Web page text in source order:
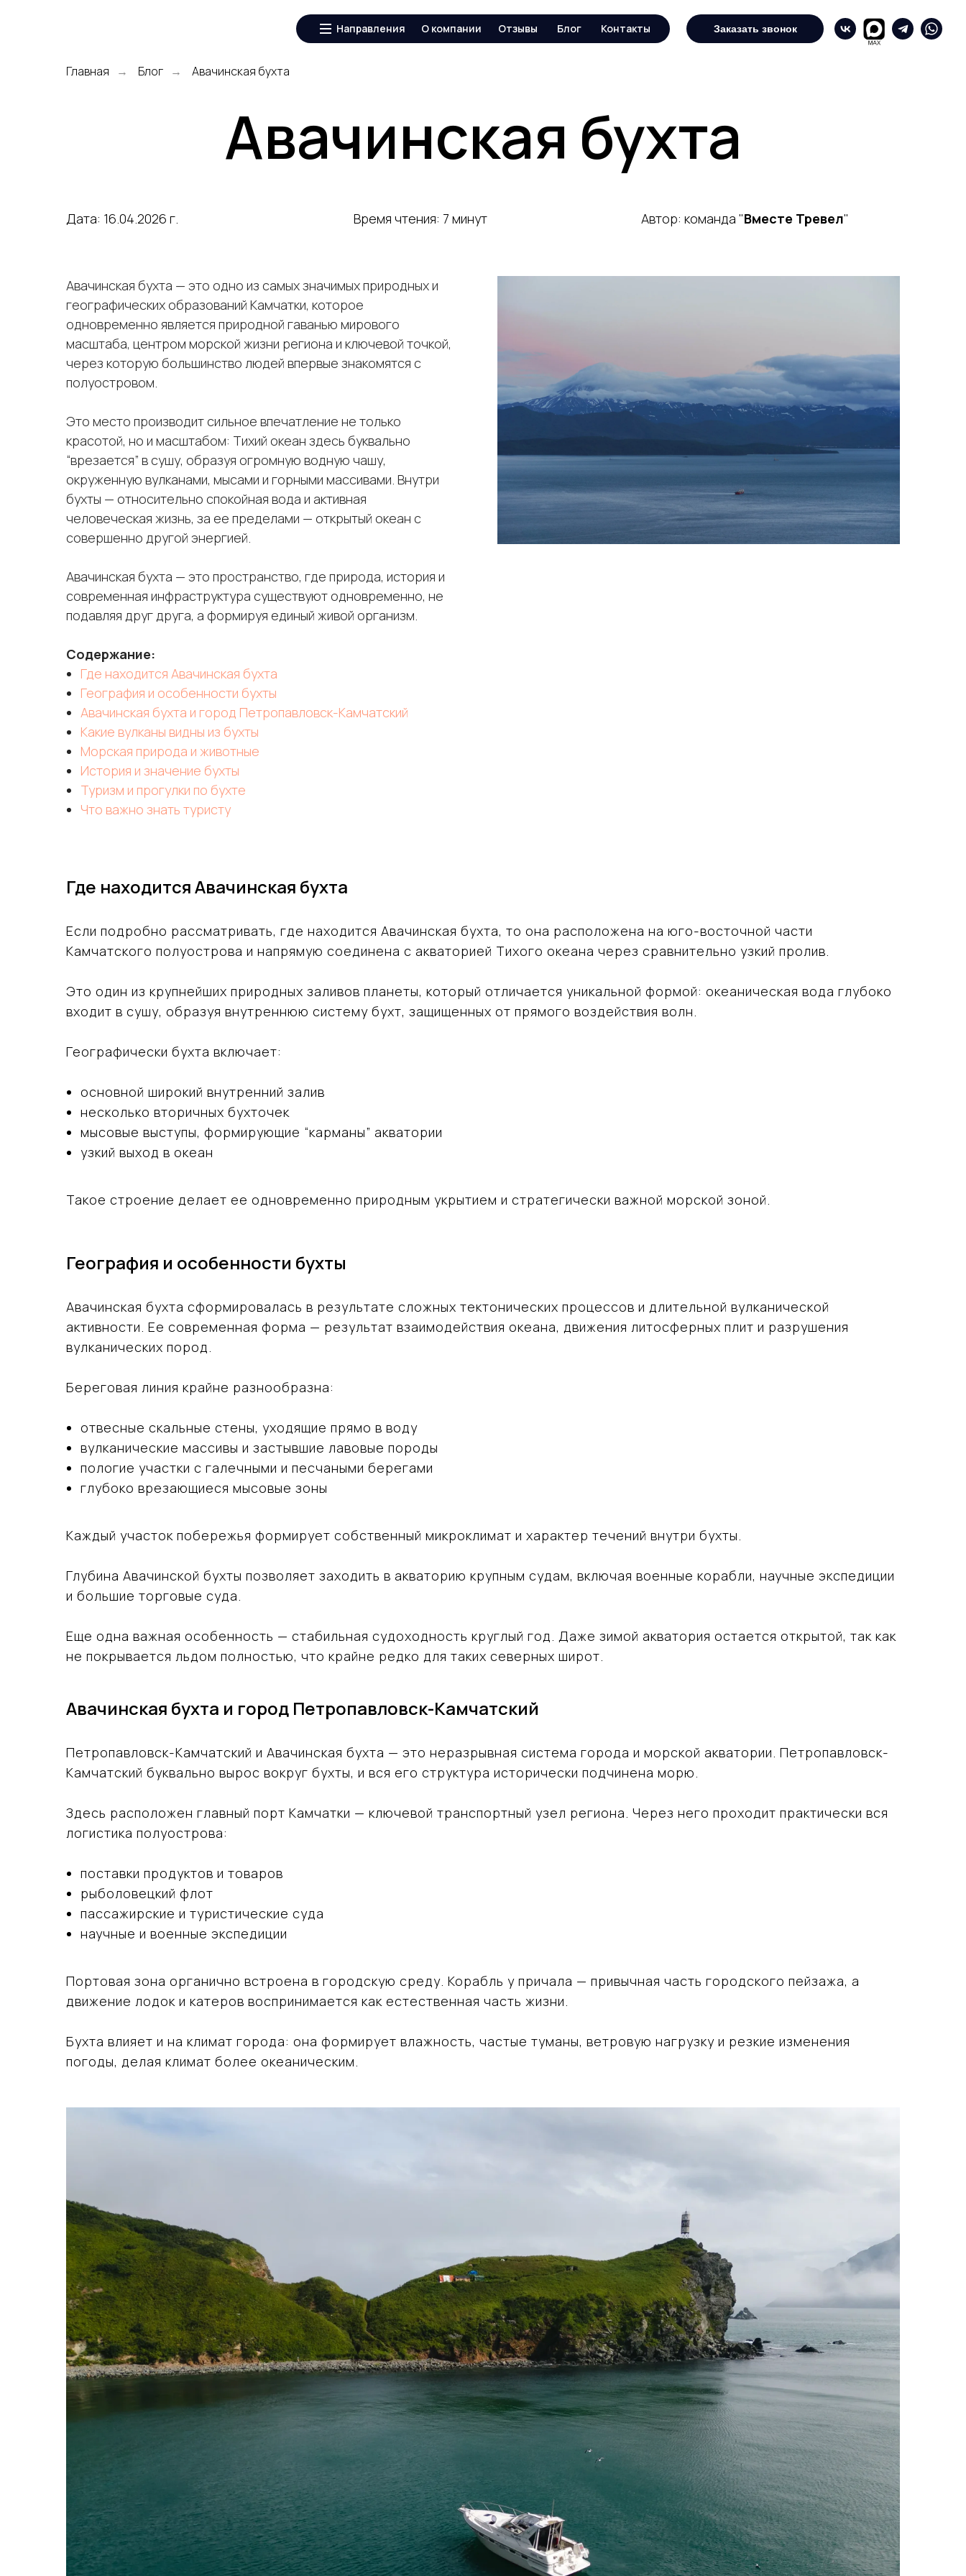
Направления О компании Отзывы Блог Контакты Заказать звонок
Все направления
Главная → Блог → Авачинская бухта
Авачинская бухта
Дата: 16.04.2026 г. Время чтения: 7 минут Автор: команда "Вместе Тревел"
Авачинская бухта — это одно из самых значимых природных и
географических образований Камчатки, которое
одновременно является природной гаванью мирового
масштаба, центром морской жизни региона и ключевой точкой,
через которую большинство людей впервые знакомятся с
полуостровом.
Это место производит сильное впечатление не только
красотой, но и масштабом: Тихий океан здесь буквально
“врезается” в сушу, образуя огромную водную чашу,
окруженную вулканами, мысами и горными массивами. Внутри
бухты — относительно спокойная вода и активная
человеческая жизнь, за ее пределами — открытый океан с
совершенно другой энергией.
Авачинская бухта — это пространство, где природа, история и
современная инфраструктура существуют одновременно, не
подавляя друг друга, а формируя единый живой организм.
Содержание:
Где находится Авачинская бухта
География и особенности бухты
Авачинская бухта и город Петропавловск-Камчатский
Какие вулканы видны из бухты
Морская природа и животные
История и значение бухты
Туризм и прогулки по бухте
Что важно знать туристу
Где находится Авачинская бухта
Если подробно рассматривать, где находится Авачинская бухта, то она расположена на юго-восточной части
Камчатского полуострова и напрямую соединена с акваторией Тихого океана через сравнительно узкий пролив.
Это один из крупнейших природных заливов планеты, который отличается уникальной формой: океаническая вода глубоко
входит в сушу, образуя внутреннюю систему бухт, защищенных от прямого воздействия волн.
Географически бухта включает:
основной широкий внутренний залив
несколько вторичных бухточек
мысовые выступы, формирующие “карманы” акватории
узкий выход в океан
Такое строение делает ее одновременно природным укрытием и стратегически важной морской зоной.
География и особенности бухты
Авачинская бухта сформировалась в результате сложных тектонических процессов и длительной вулканической
активности. Ее современная форма — результат взаимодействия океана, движения литосферных плит и разрушения
вулканических пород.
Береговая линия крайне разнообразна:
отвесные скальные стены, уходящие прямо в воду
вулканические массивы и застывшие лавовые породы
пологие участки с галечными и песчаными берегами
глубоко врезающиеся мысовые зоны
Каждый участок побережья формирует собственный микроклимат и характер течений внутри бухты.
Глубина Авачинской бухты позволяет заходить в акваторию крупным судам, включая военные корабли, научные экспедиции
и большие торговые суда.
Еще одна важная особенность — стабильная судоходность круглый год. Даже зимой акватория остается открытой, так как
не покрывается льдом полностью, что крайне редко для таких северных широт.
Авачинская бухта и город Петропавловск-Камчатский
Петропавловск-Камчатский и Авачинская бухта — это неразрывная система города и морской акватории. Петропавловск-
Камчатский буквально вырос вокруг бухты, и вся его структура исторически подчинена морю.
Здесь расположен главный порт Камчатки — ключевой транспортный узел региона. Через него проходит практически вся
логистика полуострова:
поставки продуктов и товаров
рыболовецкий флот
пассажирские и туристические суда
научные и военные экспедиции
Портовая зона органично встроена в городскую среду. Корабль у причала — привычная часть городского пейзажа, а
движение лодок и катеров воспринимается как естественная часть жизни.
Бухта влияет и на климат города: она формирует влажность, частые туманы, ветровую нагрузку и резкие изменения
погоды, делая климат более океаническим.